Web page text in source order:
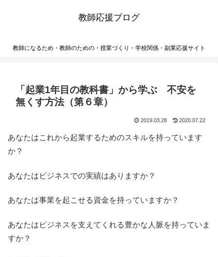
教師応援ブログ
教師になるため・教師のための・授業づくり・学校関係・副業応援サイト
「起業1年目の教科書」から学ぶ 不安を
無くす方法（第６章）
2019.03.28 2020.07.22
あなたはこれから起業するためのスキルを持っています
か？
あなたはビジネスでの実績はありますか？
あなたは事業を起こせる資金を持っていますか？
あなたはビジネスを支えてくれる豊かな人脈を持っていま
すか？